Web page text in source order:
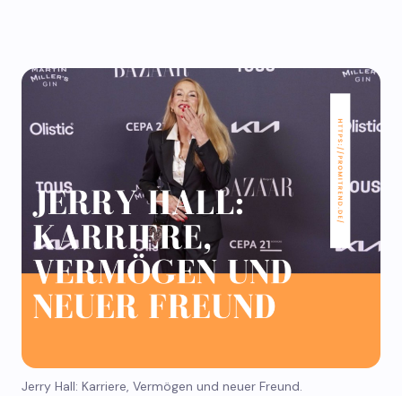
Jerry Hall: Karriere, Vermögen und neuer Freund.